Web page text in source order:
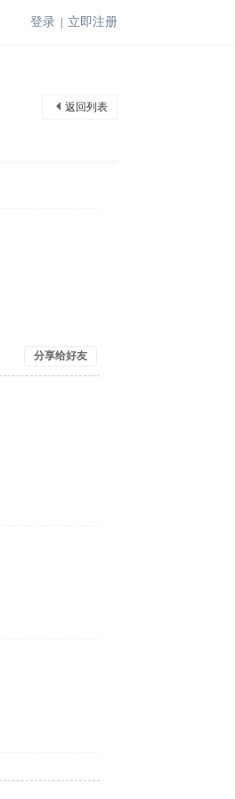
登录 立即注册
返回列表
分享给好友